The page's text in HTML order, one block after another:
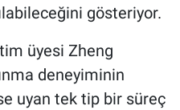
gösteriyor.
üyesi Zheng
deneyiminin
uyan tek tip bir süreç